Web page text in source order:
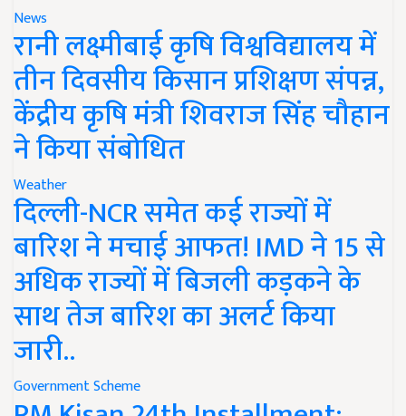
News
रानी लक्ष्मीबाई कृषि विश्वविद्यालय में
तीन दिवसीय किसान प्रशिक्षण संपन्न,
केंद्रीय कृषि मंत्री शिवराज सिंह चौहान
ने किया संबोधित
Weather
दिल्ली-NCR समेत कई राज्यों में
बारिश ने मचाई आफत! IMD ने 15 से
अधिक राज्यों में बिजली कड़कने के
साथ तेज बारिश का अलर्ट किया
जारी..
Government Scheme